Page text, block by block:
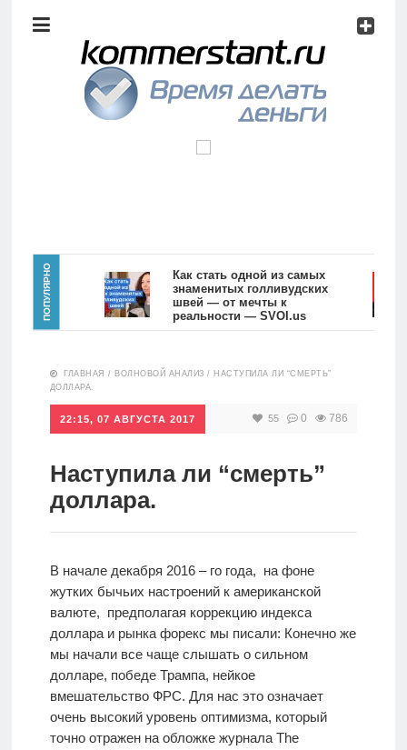
анализ
Видео
Сделано
Главная
Новости
Аналитика
Инвестиции
Дивиденды
анализ
Видео
Сделано
в России
ПОПУЛЯРНО
Как стать одной из самых
знаменитых голливудских
швей — от мечты к
реальности — SVOI.us
10551
ГЛАВНАЯ / ВОЛНОВОЙ АНАЛИЗ / НАСТУПИЛА ЛИ “СМЕРТЬ”
ДОЛЛАРА.
22:15, 07 АВГУСТА 2017 55 0 786
Наступила ли “смерть”
доллара.
В начале декабря 2016 – го года, на фоне
жутких бычьих настроений к американской
валюте, предполагая коррекцию индекса
доллара и рынка форекс мы писали: Конечно же
мы начали все чаще слышать о сильном
долларе, победе Трампа, нейкое
вмешательство ФРС. Для нас это означает
очень высокий уровень оптимизма, который
точно отражен на обложке журнала The